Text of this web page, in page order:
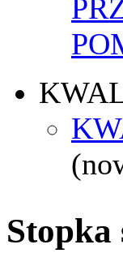
Stopka